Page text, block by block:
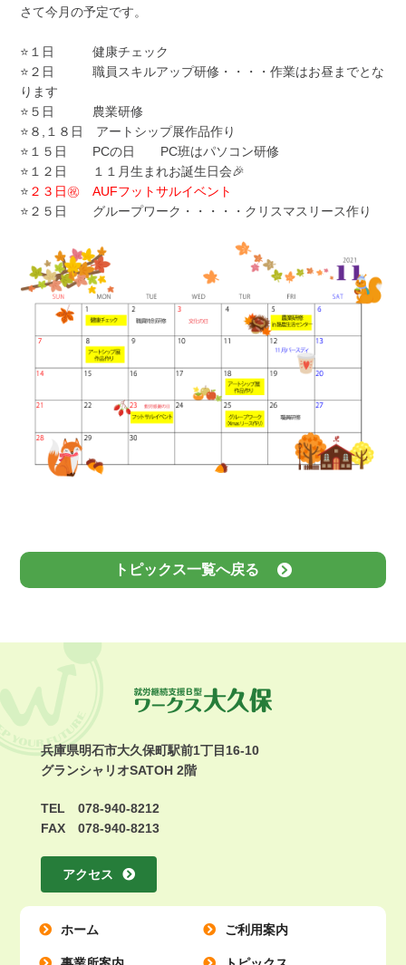
さて今月の予定です。
⭐１日 健康チェック
⭐２日 職員スキルアップ研修・・・・作業はお昼までとな
ります
⭐５日 農業研修
⭐８,１８日 アートシップ展作品作り
⭐１５日 PCの日 PC班はパソコン研修
⭐１２日 １１月生まれお誕生日会🎉
⭐ ２３日㊗ AUFフットサルイベント
⭐２５日 グループワーク・・・・・クリスマスリース作り
トピックス一覧へ戻る
兵庫県明石市大久保町駅前1丁目16-10
グランシャリオSATOH 2階
TEL 078-940-8212
FAX 078-940-8213
アクセス
ホーム ご利用案内